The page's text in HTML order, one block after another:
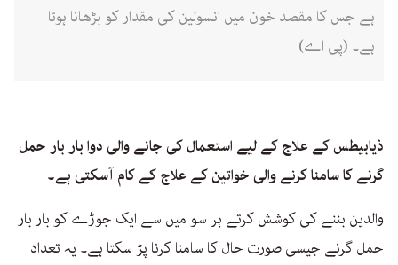
ہے جس کا مقصد خون میں انسولین کی مقدار کو بڑھانا ہوتا
ہے۔ (پی اے)
ذیابیطس کے علاج کے لیے استعمال کی جانے والی دوا بار بار حمل
گرنے کا سامنا کرنے والی خواتین کے علاج کے کام آسکتی ہے۔
والدین بننے کی کوشش کرتے ہر سو میں سے ایک جوڑے کو بار بار
حمل گرنے جیسی صورت حال کا سامنا کرنا پڑ سکتا ہے۔ یہ تعداد